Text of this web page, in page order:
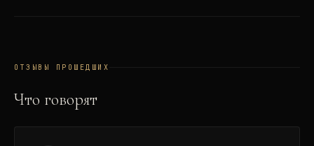
ОТЗЫВЫ ПРОШЕДШИХ
Что говорят